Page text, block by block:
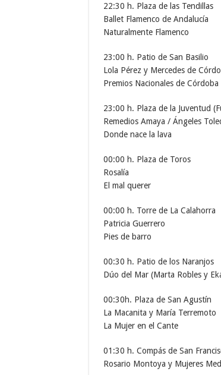
22:30 h. Plaza de las Tendillas
Ballet Flamenco de Andalucía
Naturalmente Flamenco
23:00 h. Patio de San Basilio
Lola Pérez y Mercedes de
Premios Nacionales de Córdoba
23:00 h. Plaza de la Juventud
Remedios Amaya / Ángeles
Donde nace la lava
00:00 h. Plaza de Toros
Rosalía
El mal querer
00:00 h. Torre de La Calahorra
Patricia Guerrero
Pies de barro
00:30 h. Patio de los Naranjos
Dúo del Mar (Marta Robles y
00:30h. Plaza de San Agustín
La Macanita y María Terremoto
La Mujer en el Cante
01:30 h. Compás de San
Rosario Montoya y Mujeres